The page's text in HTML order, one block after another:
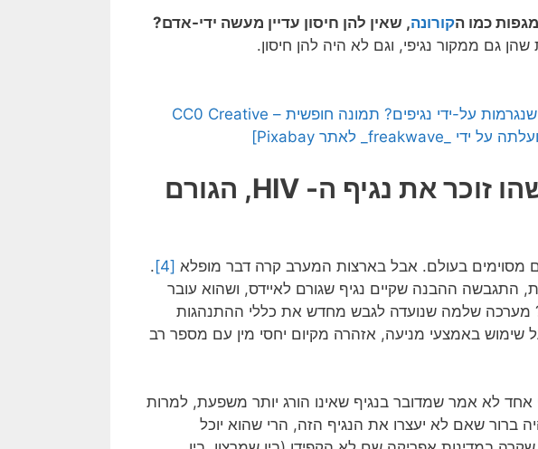
כמו הקורונה, שאין להן חיסון עדיין מעשה ידי-אדם?
גם ממקור נגיפי, וגם לא היה להן חיסון.
[בתמונה: מה קורה באמת עם מגפות שנגרמות על-ידי נגיפים? תמונה חופשית – CC0 Creative
הסגר המיני הגדול: מישהו זוכר את נגיף ה- HIV, הגורם
מסוימים בעולם. אבל בארצות המערב קרה דבר מופלא [4]
.
ההבנה שקיים נגיף שגורם לאיידס, ושהוא עובר
מערכה שלמה שנועדה לגבש מחדש את כללי ההתנהגות
שימוש באמצעי מניעה, אזהרה מקיום יחסי מין עם מספר רב
לא אמר שמדובר בנגיף שאינו הורג יותר משפעת, למרות
ברור שאם לא יעצרו את הנגיף הזה, הרי שהוא יוכל